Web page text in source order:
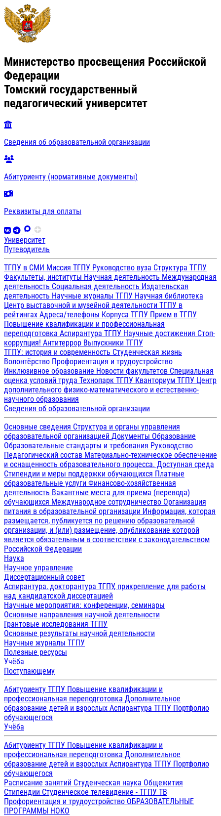
Министерство просвещения Российской
Федерации
Томский государственный
педагогический университет
Сведения об образовательной организации
Абитуриенту (нормативные документы)
Реквизиты для оплаты
Университет
Путеводитель
ТГПУ в СМИ Миссия ТГПУ Руководство вуза Структура ТГПУ
Факультеты, институты Научная деятельность Международная
деятельность Социальная деятельность Издательская
деятельность Научные журналы ТГПУ Научная библиотека
Центр выставочной и музейной деятельности ТГПУ в
рейтингах Адреса/телефоны Корпуса ТГПУ Прием в ТГПУ
Повышение квалификации и профессиональная
переподготовка Аспирантура ТГПУ Научные достижения Стоп-
коррупция! Антитеррор Выпускники ТГПУ
ТГПУ: история и современность Студенческая жизнь
Волонтёрство Профориентация и трудоустройство
Инклюзивное образование Новости факультетов Специальная
оценка условий труда Технопарк ТГПУ Кванториум ТГПУ Центр
дополнительного физико-математического и естественно-
научного образования
Сведения об образовательной организации
Основные сведения Структура и органы управления
образовательной организацией Документы Образование
Образовательные стандарты и требования Руководство
Педагогический состав Материально-техническое обеспечение
и оснащенность образовательного процесса. Доступная среда
Стипендии и меры поддержки обучающихся Платные
образовательные услуги Финансово-хозяйственная
деятельность Вакантные места для приема (перевода)
обучающихся Международное сотрудничество Организация
питания в образовательной организации Информация, которая
размещается, публикуется по решению образовательной
организации, и (или) размещение, опубликование которой
является обязательным в соответствии с законодательством
Российской Федерации
Наука
Научное управление
Диссертационный совет
Аспирантура, докторантура ТГПУ, прикрепление для работы
над кандидатской диссертацией
Научные мероприятия: конференции, семинары
Основные направления научной деятельности
Грантовые исследования ТГПУ
Основные результаты научной деятельности
Научные журналы ТГПУ
Полезные ресурсы
Учёба
Поступающему
Абитуриенту ТГПУ Повышение квалификации и
профессиональная переподготовка Дополнительное
образование детей и взрослых Аспирантура ТГПУ Портфолио
обучающегося
Учёба
Абитуриенту ТГПУ Повышение квалификации и
профессиональная переподготовка Дополнительное
образование детей и взрослых Аспирантура ТГПУ Портфолио
обучающегося
Расписание занятий Студенческая наука Общежития
Стипендии Студенческое телевидение - ТГПУ ТВ
Профориентация и трудоустройство ОБРАЗОВАТЕЛЬНЫЕ
ПРОГРАММЫ НОКО